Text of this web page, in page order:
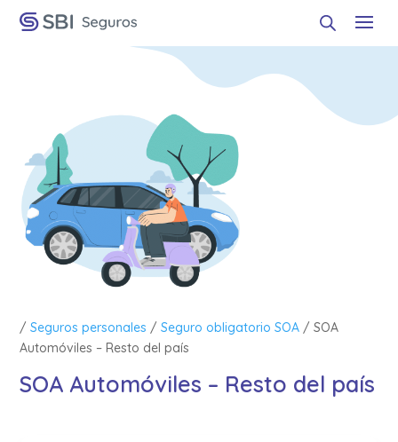
/Seguros personales /Seguro obligatorio SOA / SOA
Automóviles – Resto del país
SOA Automóviles – Resto del país